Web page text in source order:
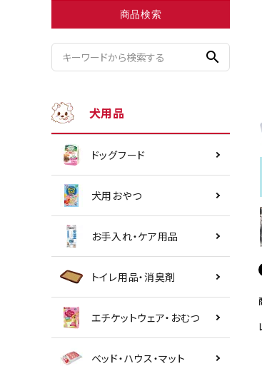
商品検索
search
犬用品
ドッグフード
犬用おやつ
お手入れ・ケア用品
トイレ用品・消臭剤
エチケットウェア・おむつ
ベッド・ハウス・マット